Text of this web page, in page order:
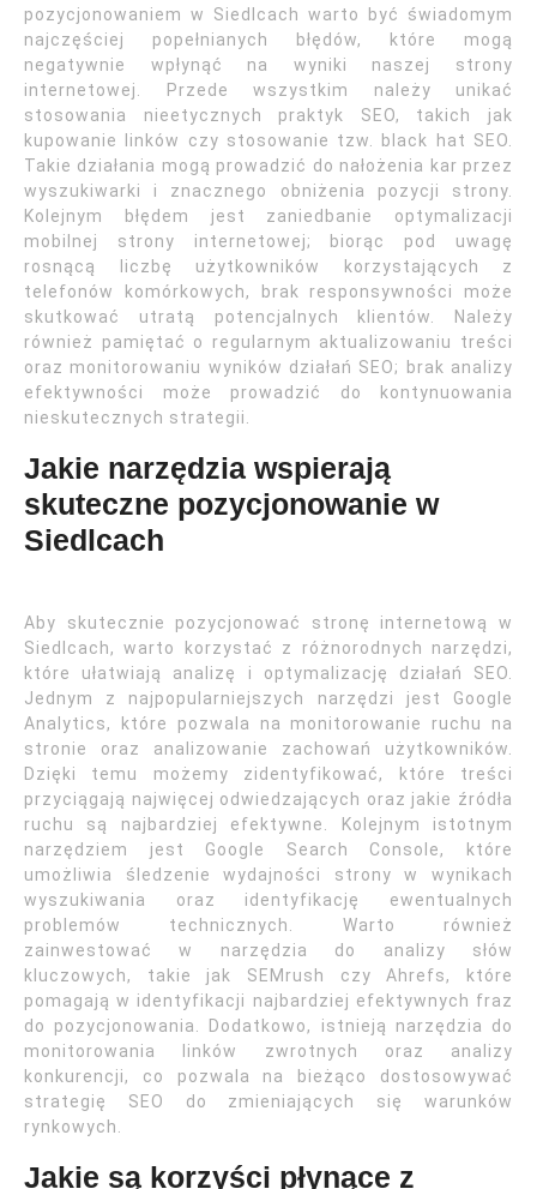
pozycjonowaniem w Siedlcach warto być świadomym
najczęściej popełnianych błędów, które mogą
negatywnie wpłynąć na wyniki naszej strony
internetowej. Przede wszystkim należy unikać
stosowania nieetycznych praktyk SEO, takich jak
kupowanie linków czy stosowanie tzw. black hat SEO.
Takie działania mogą prowadzić do nałożenia kar przez
wyszukiwarki i znacznego obniżenia pozycji strony.
Kolejnym błędem jest zaniedbanie optymalizacji
mobilnej strony internetowej; biorąc pod uwagę
rosnącą liczbę użytkowników korzystających z
telefonów komórkowych, brak responsywności może
skutkować utratą potencjalnych klientów. Należy
również pamiętać o regularnym aktualizowaniu treści
oraz monitorowaniu wyników działań SEO; brak analizy
efektywności może prowadzić do kontynuowania
nieskutecznych strategii.
Jakie narzędzia wspierają
skuteczne pozycjonowanie w
Siedlcach
Aby skutecznie pozycjonować stronę internetową w
Siedlcach, warto korzystać z różnorodnych narzędzi,
które ułatwiają analizę i optymalizację działań SEO.
Jednym z najpopularniejszych narzędzi jest Google
Analytics, które pozwala na monitorowanie ruchu na
stronie oraz analizowanie zachowań użytkowników.
Dzięki temu możemy zidentyfikować, które treści
przyciągają najwięcej odwiedzających oraz jakie źródła
ruchu są najbardziej efektywne. Kolejnym istotnym
narzędziem jest Google Search Console, które
umożliwia śledzenie wydajności strony w wynikach
wyszukiwania oraz identyfikację ewentualnych
problemów technicznych. Warto również
zainwestować w narzędzia do analizy słów
kluczowych, takie jak SEMrush czy Ahrefs, które
pomagają w identyfikacji najbardziej efektywnych fraz
do pozycjonowania. Dodatkowo, istnieją narzędzia do
monitorowania linków zwrotnych oraz analizy
konkurencji, co pozwala na bieżąco dostosowywać
strategię SEO do zmieniających się warunków
rynkowych.
Jakie są korzyści płynące z